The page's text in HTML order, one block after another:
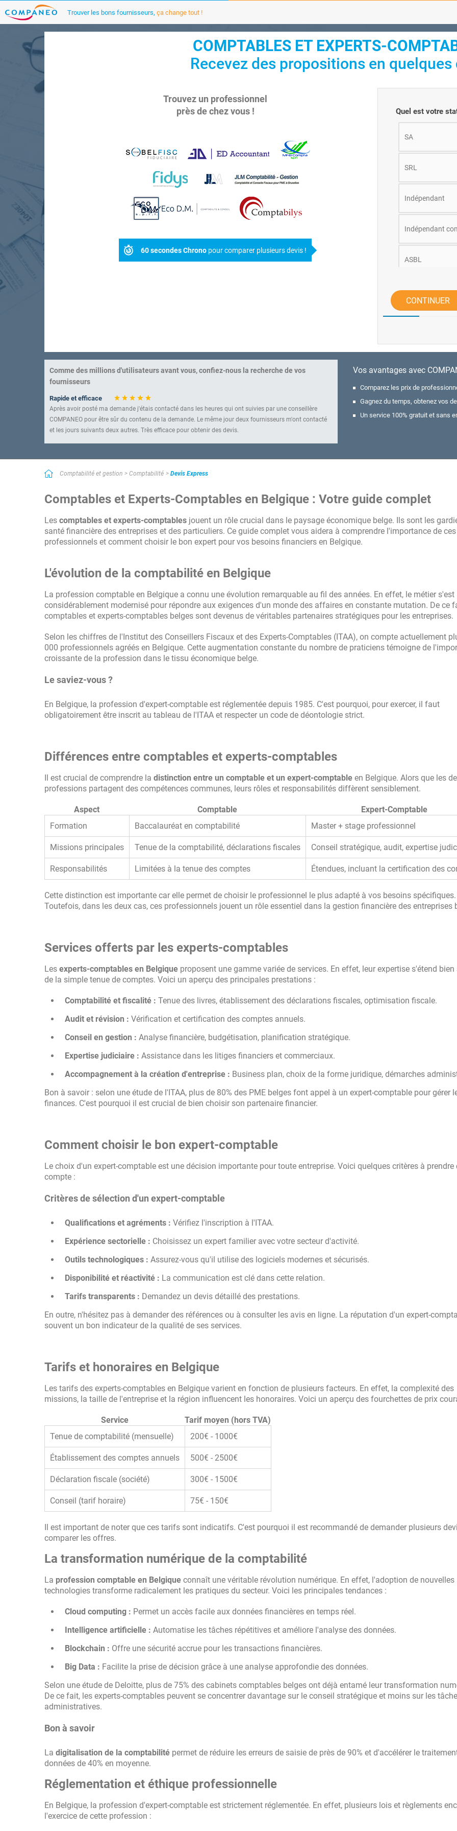
Trouver les bons fournisseurs, ça change tout !
COMPTABLES ET EXPERTS-
Recevez des propositions en quelques
Trouvez un professionnel
près de chez vous !
60 secondes Chrono pour comparer plusieurs devis !
Quel est votre
SA
SRL
Indépendant
Indépendant
ASBL
Autre
CONTINUER
Comme des millions d'utilisateurs avant vous, confiez-nous la recherche de vos
fournisseurs
Rapide et efficace
Après avoir posté ma demande j'étais contacté dans les heures qui ont suivies par une conseillère
COMPANEO pour être sûr du contenu de la demande. Le même jour deux fournisseurs m'ont contacté
et les jours suivants deux autres. Très efficace pour obtenir des devis.
Très bonne sélection d'entreprises. Rapidité et efficacité sont au rendez-vous.
Simple et efficace
prestataires des services recherchés. Lorsque l'on manque de temps cela permet d'être rapidement en
contact.
Vos avantages avec
Comparez les prix de
Gagnez du temps, obtenez vos
Un service 100% gratuit et sans
Comptabilité et gestion Comptabilité Devis Express
Comptables et Experts-Comptables en Belgique : Votre guide complet
Les comptables et experts-comptables jouent un rôle crucial dans le paysage économique belge. Ils sont les
santé financière des entreprises et des particuliers. Ce guide complet vous aidera à comprendre l'importance de ces
professionnels et comment choisir le bon expert pour vos besoins financiers en Belgique.
L'évolution de la comptabilité en Belgique
La profession comptable en Belgique a connu une évolution remarquable au fil des années. En effet, le métier s'est
considérablement modernisé pour répondre aux exigences d'un monde des affaires en constante mutation. De ce
comptables et experts-comptables belges sont devenus de véritables partenaires stratégiques pour les entreprises.
Selon les chiffres de l'Institut des Conseillers Fiscaux et des Experts-Comptables (ITAA), on compte actuellement
000 professionnels agréés en Belgique. Cette augmentation constante du nombre de praticiens témoigne de
croissante de la profession dans le tissu économique belge.
Le saviez-vous ?
En Belgique, la profession d'expert-comptable est réglementée depuis 1985. C'est pourquoi, pour exercer, il faut
obligatoirement être inscrit au tableau de l'ITAA et respecter un code de déontologie strict.
Différences entre comptables et experts-comptables
Il est crucial de comprendre la distinction entre un comptable et un expert-comptable en Belgique. Alors que les
professions partagent des compétences communes, leurs rôles et responsabilités diffèrent sensiblement.
Aspect Comptable
Expert-Comptable
Formation
Baccalauréat en comptabilité Master + stage professionnel
Missions principales Tenue de la comptabilité, déclarations fiscales Conseil stratégique, audit, expertise
Responsabilités Limitées à la tenue des comptes Étendues, incluant la certification des
Cette distinction est importante car elle permet de choisir le professionnel le plus adapté à vos besoins spécifiques.
Toutefois, dans les deux cas, ces professionnels jouent un rôle essentiel dans la gestion financière des entreprises
Services offerts par les experts-comptables
Les experts-comptables en Belgique proposent une gamme variée de services. En effet, leur expertise s'étend bien
de la simple tenue de comptes. Voici un aperçu des principales prestations :
Comptabilité et fiscalité : Tenue des livres, établissement des déclarations fiscales, optimisation fiscale.
Audit et révision : Vérification et certification des comptes annuels.
Conseil en gestion : Analyse financière, budgétisation, planification stratégique.
Expertise judiciaire : Assistance dans les litiges financiers et commerciaux.
Accompagnement à la création d'entreprise : Business plan, choix de la forme juridique, démarches
Bon à savoir : selon une étude de l'ITAA, plus de 80% des PME belges font appel à un expert-comptable pour gérer
finances. C'est pourquoi il est crucial de bien choisir son partenaire financier.
Comment choisir le bon expert-comptable
Le choix d'un expert-comptable est une décision importante pour toute entreprise. Voici quelques critères à prendre
compte :
Critères de sélection d'un expert-comptable
Qualifications et agréments : Vérifiez l'inscription à l'ITAA.
Expérience sectorielle : Choisissez un expert familier avec votre secteur d'activité.
Outils technologiques : Assurez-vous qu'il utilise des logiciels modernes et sécurisés.
Disponibilité et réactivité : La communication est clé dans cette relation.
Tarifs transparents : Demandez un devis détaillé des prestations.
En outre, n'hésitez pas à demander des références ou à consulter les avis en ligne. La réputation d'un expert-
souvent un bon indicateur de la qualité de ses services.
Tarifs et honoraires en Belgique
Les tarifs des experts-comptables en Belgique varient en fonction de plusieurs facteurs. En effet, la complexité des
missions, la taille de l'entreprise et la région influencent les honoraires. Voici un aperçu des fourchettes de prix
Service
Tarif moyen (hors TVA)
Tenue de comptabilité (mensuelle)
200€ - 1000€
Établissement des comptes annuels 500€ - 2500€
Déclaration fiscale (société) 300€ - 1500€
Conseil (tarif horaire) 75€ - 150€
Il est important de noter que ces tarifs sont indicatifs. C'est pourquoi il est recommandé de demander plusieurs
comparer les offres.
La transformation numérique de la comptabilité
La profession comptable en Belgique connaît une véritable révolution numérique. En effet, l'adoption de nouvelles
technologies transforme radicalement les pratiques du secteur. Voici les principales tendances :
Cloud computing : Permet un accès facile aux données financières en temps réel.
Intelligence artificielle : Automatise les tâches répétitives et améliore l'analyse des données.
Blockchain : Offre une sécurité accrue pour les transactions financières.
Big Data : Facilite la prise de décision grâce à une analyse approfondie des données.
Selon une étude de Deloitte, plus de 75% des cabinets comptables belges ont déjà entamé leur transformation
De ce fait, les experts-comptables peuvent se concentrer davantage sur le conseil stratégique et moins sur les
administratives.
Bon à savoir
La digitalisation de la comptabilité permet de réduire les erreurs de saisie de près de 90% et d'accélérer le
données de 40% en moyenne.
Réglementation et éthique professionnelle
En Belgique, la profession d'expert-comptable est strictement réglementée. En effet, plusieurs lois et règlements
l'exercice de cette profession :